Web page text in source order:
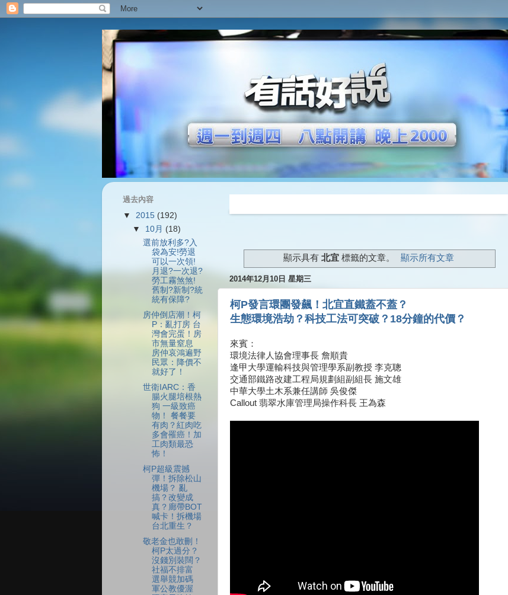
顯示具有北宜 標籤的文章。 顯示所有文章
2014年12月10日 星期三
柯P發言環團發飆！北宜直鐵蓋不蓋？
生態環境浩劫？科技工法可突破？18分鐘的代價？
來賓：
環境法律人協會理事長 詹順貴
逢甲大學運輸科技與管理學系副教授 李克聰
交通部鐵路改建工程局規劃組副組長 施文雄
中華大學土木系兼任講師 吳俊傑
Callout 翡翠水庫管理局操作科長 王為森
過去內容
▼ 2015 (192)
▼ 10月 (18)
選前放利多?入
袋為安!勞退
可以一次領!
月退?一次退?
勞工霧煞煞!
舊制?新制?統
統有保障?
房仲倒店潮！柯
P：亂打房 台
灣會完蛋！房
市無量窒息
房仲哀鴻遍野
民眾：降價不
就好了！
世衛IARC：香
腸火腿培根熱
狗 一級致癌
物！ 餐餐要
有肉？紅肉吃
多會罹癌！加
工肉類最恐
怖！
柯P超級震撼
彈！拆除松山
機場？ 亂
搞？改變成
真？廊帶BOT
喊卡！拆機場
台北重生？
敬老金也敢刪！
柯P太過分？
沒錢別裝闊？
社福不排富
選舉競加碼
軍公教優渥